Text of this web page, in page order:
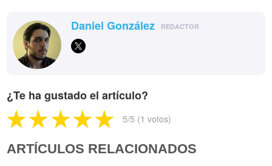
Daniel González REDACTOR
¿Te ha gustado el artículo?
5/5 (1 votos)
ARTÍCULOS RELACIONADOS